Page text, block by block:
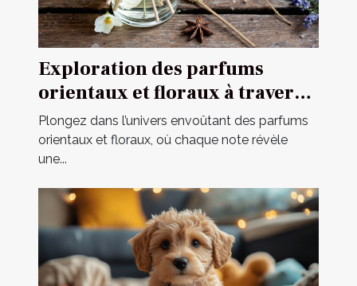
Exploration des parfums
orientaux et floraux à travers
une fragrance iconique
Plongez dans l’univers envoûtant des parfums
orientaux et floraux, où chaque note révèle
une...